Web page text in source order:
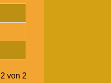
von 2